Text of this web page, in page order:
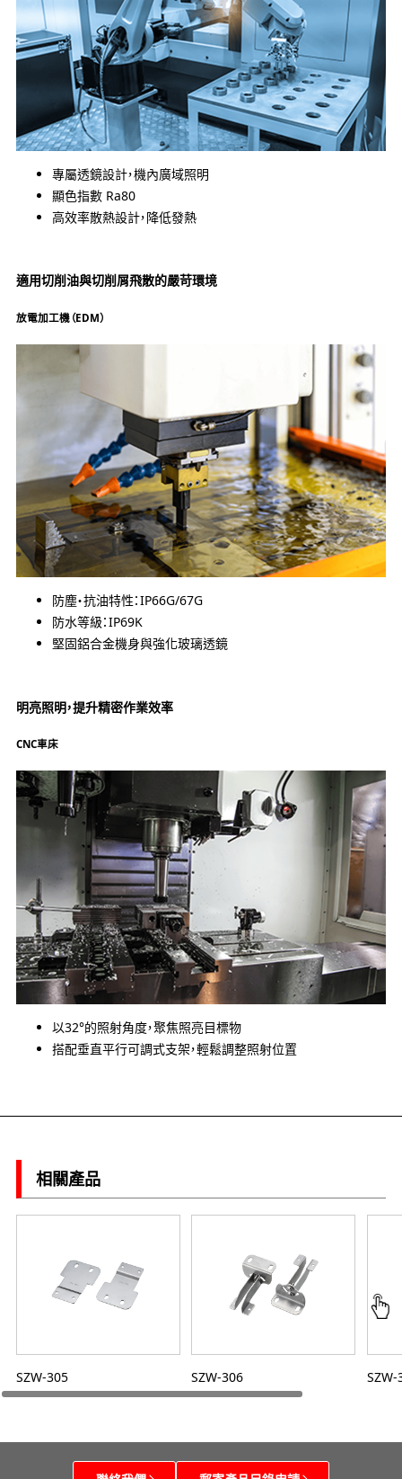
專屬透鏡設計，機內廣域照明
顯色指數 Ra80
高效率散熱設計，降低發熱
適用切削油與切削屑飛散的嚴苛環境
放電加工機（EDM）
防塵・抗油特性：IP66G/67G
防水等級：IP69K
堅固鋁合金機身與強化玻璃透鏡
明亮照明，提升精密作業效率
CNC車床
以32°的照射角度，聚焦照亮目標物
搭配垂直平行可調式支架，輕鬆調整照射位置
相關產品
SZW-305 SZW-306 SZW-